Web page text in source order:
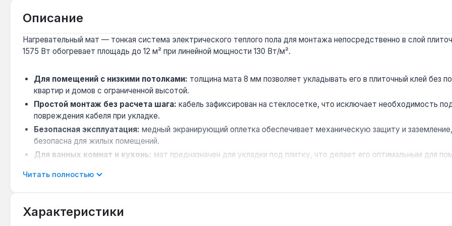
Описание
Нагревательный мат — тонкая система электрического теплого пола для монтажа непосредственно в слой
1575 Вт обогревает площадь до 12 м² при линейной мощности 130 Вт/м².
Для помещений с низкими потолками: толщина мата 8 мм позволяет укладывать его в плиточный клей без
квартир и домов с ограниченной высотой.
Простой монтаж без расчета шага: кабель зафиксирован на стеклосетке, что исключает необходимость
повреждения кабеля при укладке.
Безопасная эксплуатация: медный экранирующий оплетка обеспечивает механическую защиту и
безопасна для жилых помещений.
Для ванных комнат и кухонь: мат предназначен для укладки под плитку, что делает его оптимальным для
работает от сети 220 В и не требует сложного обслуживания. Производство — Россия. Гарантия 10 лет,
Читать полностью
Характеристики